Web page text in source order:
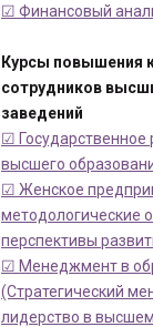
☑ Финансовый
Курсы повышения
сотрудников
заведений
☑ Государственное
высшего
☑ Женское
методологические
перспективы
☑ Менеджмент в
(Стратегический
лидерство в